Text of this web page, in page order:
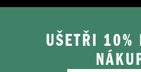
UŠETŘI 10%